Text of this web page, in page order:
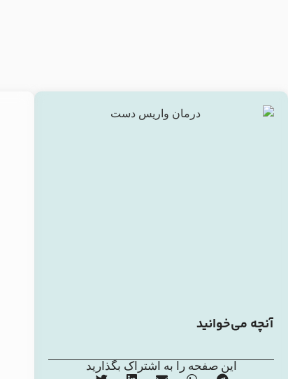
آنچه می‌خوانید
این صفحه را به اشتراک بگذارید